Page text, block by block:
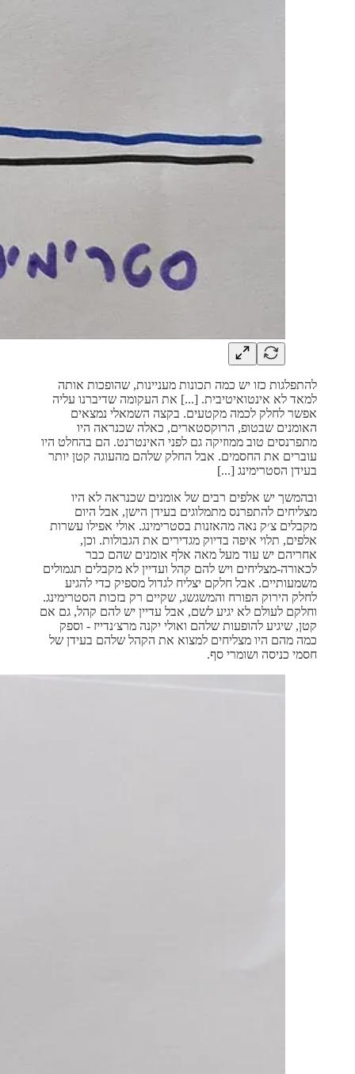
להתפלגות כזו יש כמה תכונות מעניינות, שהופכות אותה
למאד לא אינטואיטיבית. [...] את העקומה שדיברנו עליה
אפשר לחלק לכמה מקטעים. בקצה השמאלי נמצאים
האומנים שבטופ, הרוקסטארים, כאלה שכנראה היו
מתפרנסים טוב ממוזיקה גם לפני האינטרנט. הם בהחלט היו
עוברים את החסמים. אבל החלק שלהם מהעוגה קטן יותר
בעידן הסטרימינג [...]
ובהמשך יש אלפים רבים של אומנים שכנראה לא היו
מצליחים להתפרנס מתמלוגים בעידן הישן, אבל היום
מקבלים צ׳ק נאה מהאזנות בסטרימינג. אולי אפילו עשרות
אלפים, תלוי איפה בדיוק מגדירים את הגבולות. וכן,
אחריהם יש עוד מעל מאה אלף אומנים שהם כבר
לכאורה-מצליחים ויש להם קהל ועדיין לא מקבלים תגמולים
משמעותיים. אבל חלקם יצליח לגדול מספיק כדי להגיע
לחלק הירוק הפורח והמשגשג, שקיים רק בזכות הסטרימינג.
וחלקם לעולם לא יגיע לשם, אבל עדיין יש להם קהל, גם אם
קטן, שיגיע להופעות שלהם ואולי יקנה מרצ׳נדייז - וספק
כמה מהם היו מצליחים למצוא את הקהל שלהם בעידן של
חסמי כניסה ושומרי סף.